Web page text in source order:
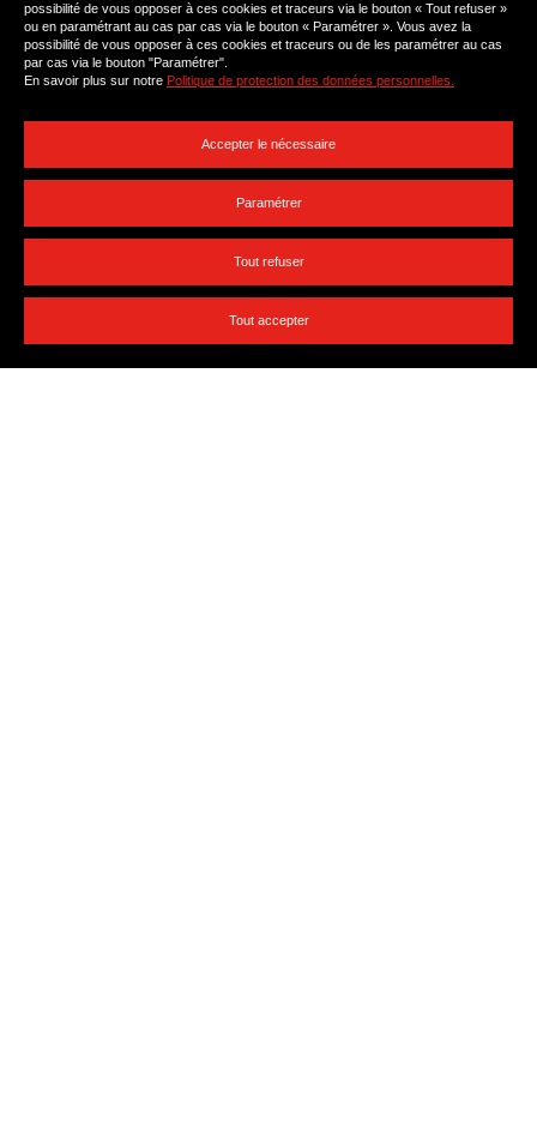
Partagez cette page :
Ateliers
Concerts
possibilité de vous opposer à ces cookies et traceurs via le bouton « Tout refuser »
ou en paramétrant au cas par cas via le bouton « Paramétrer ». Vous avez la
possibilité de vous opposer à ces cookies et traceurs ou de les paramétrer au cas
par cas via le bouton "Paramétrer".
En savoir plus sur notre Politique de protection des données personnelles.
Accepter le nécessaire
Paramétrer
Tout refuser
Tout accepter